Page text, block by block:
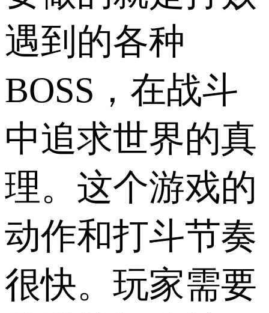
遇到的各种
BOSS，在战斗
中追求世界的真
理。这个游戏的
动作和打斗节奏
很快。玩家需要